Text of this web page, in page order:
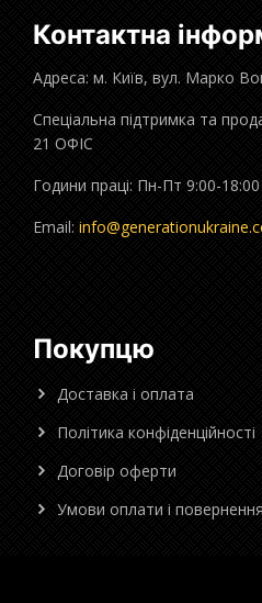
Контактна
Адреса: м. Київ, вул. Марко
Спеціальна підтримка та
21 ОФІС
Години праці: Пн-Пт 9:00-18:00
Email:
Покупцю
Доставка і оплата
Політика конфіденційності
Договір оферти
Умови оплати і